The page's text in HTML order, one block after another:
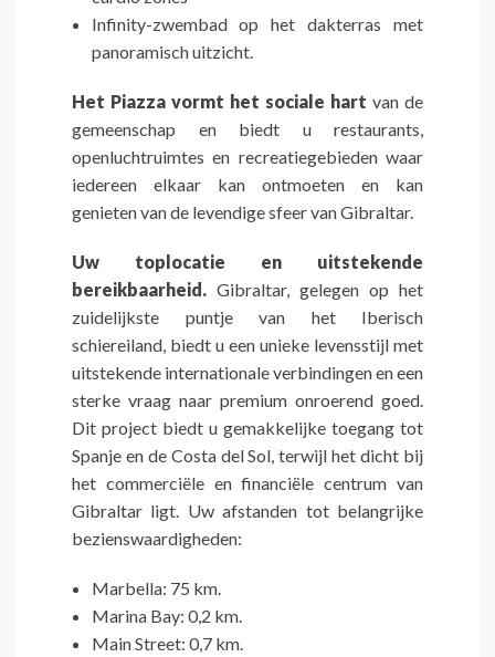
Infinity-zwembad op het dakterras met
panoramisch uitzicht.
Het Piazza vormt het sociale hart van de
gemeenschap en biedt u restaurants,
openluchtruimtes en recreatiegebieden waar
iedereen elkaar kan ontmoeten en kan
genieten van de levendige sfeer van Gibraltar.
Uw toplocatie en uitstekende
bereikbaarheid. Gibraltar, gelegen op het
zuidelijkste puntje van het Iberisch
schiereiland, biedt u een unieke levensstijl met
uitstekende internationale verbindingen en een
sterke vraag naar premium onroerend goed.
Dit project biedt u gemakkelijke toegang tot
Spanje en de Costa del Sol, terwijl het dicht bij
het commerciële en financiële centrum van
Gibraltar ligt. Uw afstanden tot belangrijke
bezienswaardigheden:
Marbella: 75 km.
Marina Bay: 0,2 km.
Main Street: 0,7 km.